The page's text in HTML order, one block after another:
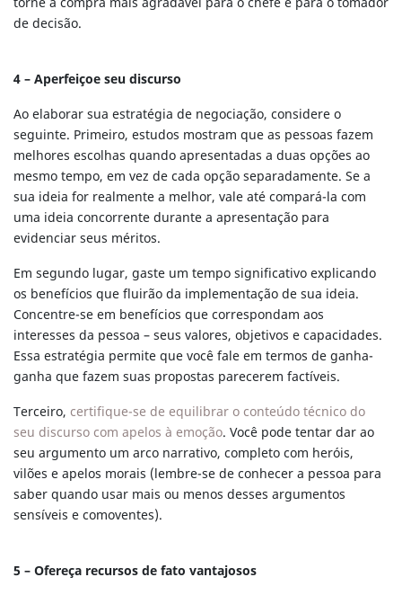
de decisão.
4 – Aperfeiçoe seu discurso
Ao elaborar sua estratégia de negociação, considere o
seguinte. Primeiro, estudos mostram que as pessoas fazem
melhores escolhas quando apresentadas a duas opções ao
mesmo tempo, em vez de cada opção separadamente. Se a
sua ideia for realmente a melhor, vale até compará-la com
uma ideia concorrente durante a apresentação para
evidenciar seus méritos.
Em segundo lugar, gaste um tempo significativo explicando
os benefícios que fluirão da implementação de sua ideia.
Concentre-se em benefícios que correspondam aos
interesses da pessoa – seus valores, objetivos e capacidades.
Essa estratégia permite que você fale em termos de ganha-
ganha que fazem suas propostas parecerem factíveis.
Terceiro, certifique-se de equilibrar o conteúdo técnico do
seu discurso com apelos à emoção. Você pode tentar dar ao
seu argumento um arco narrativo, completo com heróis,
vilões e apelos morais (lembre-se de conhecer a pessoa para
saber quando usar mais ou menos desses argumentos
sensíveis e comoventes).
5 – Ofereça recursos de fato vantajosos